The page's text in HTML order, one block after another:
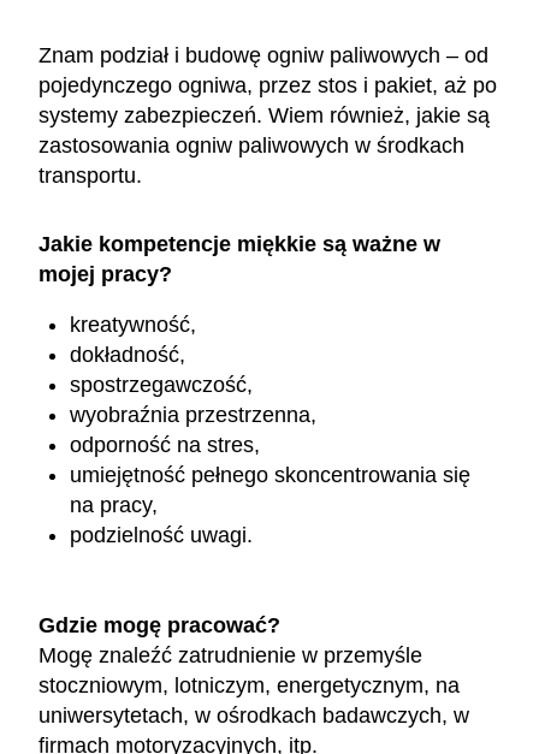
Znam podział i budowę ogniw paliwowych – od
pojedynczego ogniwa, przez stos i pakiet, aż po
systemy zabezpieczeń. Wiem również, jakie są
zastosowania ogniw paliwowych w środkach
transportu.
Jakie kompetencje miękkie są ważne w
mojej pracy?
kreatywność,
dokładność,
spostrzegawczość,
wyobraźnia przestrzenna,
odporność na stres,
umiejętność pełnego skoncentrowania się
na pracy,
podzielność uwagi.
Gdzie mogę pracować?
Mogę znaleźć zatrudnienie w przemyśle
stoczniowym, lotniczym, energetycznym, na
uniwersytetach, w ośrodkach badawczych, w
firmach motoryzacyjnych, itp.